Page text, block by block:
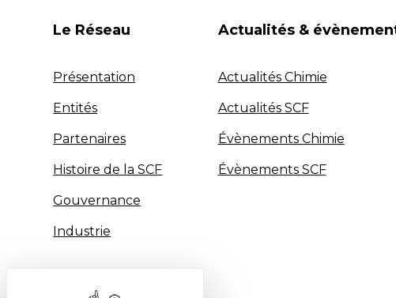
Le Réseau
Présentation
Entités
Partenaires
Histoire de la SCF
Gouvernance
Industrie
Actualités &
Actualités Chimie
Actualités SCF
Évènements Chimie
Évènements SCF